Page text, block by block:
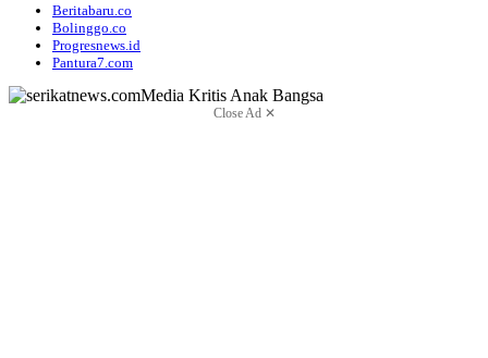
Beritabaru.co
Bolinggo.co
Progresnews.id
Pantura7.com
Close Ad ✕